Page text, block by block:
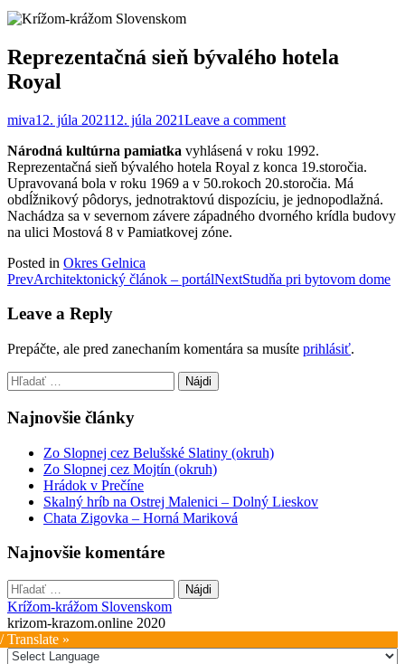
Reprezentačná sieň bývalého hotela
Royal
miva12. júla 202112. júla 2021Leave a comment
Národná kultúrna pamiatka vyhlásená v roku 1992.
Reprezentačná sieň bývalého hotela Royal z konca 19.storočia.
Upravovaná bola v roku 1969 a v 50.rokoch 20.storočia. Má
obdĺžnikový pôdorys, jednotraktovú dispozíciu, je jednopodlažná.
Nachádza sa v severnom závere západného dvorného krídla budovy
na ulici Mostová 8 v Pamiatkovej zóne.
Posted in Okres Gelnica
Post
navigation
PrevArchitektonický článok – portálNextStudňa pri bytovom dome
Leave a Reply
Prepáčte, ale pred zanechaním komentára sa musíte prihlásiť.
Hľadať:
Najnovšie články
Zo Slopnej cez Belušské Slatiny (okruh)
Zo Slopnej cez Mojtín (okruh)
Hrádok v Prečíne
Skalný hríb na Ostrej Malenici – Dolný Lieskov
Chata Zigovka – Horná Mariková
Najnovšie komentáre
Hľadať:
Krížom-krážom Slovenskom
krizom-krazom.online 2020
Translate »